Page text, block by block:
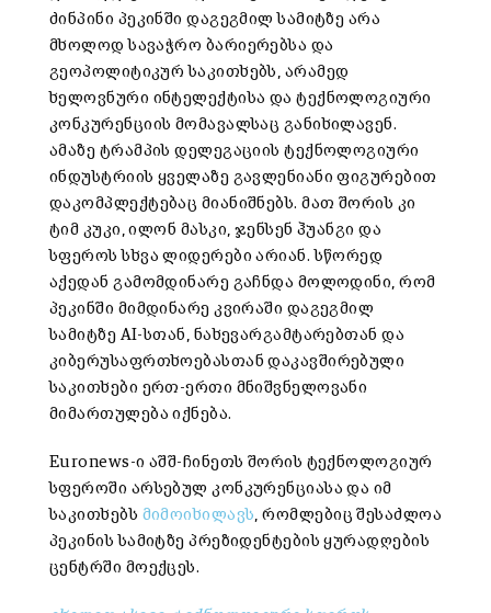
ძინპინი პეკინში დაგეგმილ სამიტზე არა
მხოლოდ სავაჭრო ბარიერებსა და
გეოპოლიტიკურ საკითხებს, არამედ
ხელოვნური ინტელექტისა და ტექნოლოგიური
კონკურენციის მომავალსაც განიხილავენ.
ამაზე ტრამპის დელეგაციის ტექნოლოგიური
ინდუსტრიის ყველაზე გავლენიანი ფიგურებით
დაკომპლექტებაც მიანიშნებს. მათ შორის კი
ტიმ კუკი, ილონ მასკი, ჯენსენ ჰუანგი და
სფეროს სხვა ლიდერები არიან. სწორედ
აქედან გამომდინარე გაჩნდა მოლოდინი, რომ
პეკინში მიმდინარე კვირაში დაგეგმილ
სამიტზე AI-სთან, ნახევარგამტარებთან და
კიბერუსაფრთხოებასთან დაკავშირებული
საკითხები ერთ-ერთი მნიშვნელოვანი
მიმართულება იქნება.
Euronews-ი აშშ-ჩინეთს შორის ტექნოლოგიურ
სფეროში არსებულ კონკურენციასა და იმ
საკითხებს მიმოიხილავს, რომლებიც შესაძლოა
პეკინის სამიტზე პრეზიდენტების ყურადღების
ცენტრში მოექცეს.